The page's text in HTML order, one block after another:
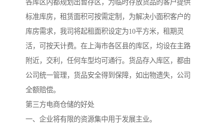
各库区内都规划出暂存区，为临时存放货品的客户提供
标准库房，租赁面积可按需定制，为解决小面积客户的
库房需求，我司将起租面积设定为10平方米，租期灵
活，可按天计费。在上海市各区县的库区，均设在主路
附近，交利，任何车型均可通行。货品存入库区，都由
公司统一管理，货品安全得到保障，如出物遗失，公司
全额赔偿。
第三方电商仓储的好处
一、企业将有限的资源集中用于发展主业。